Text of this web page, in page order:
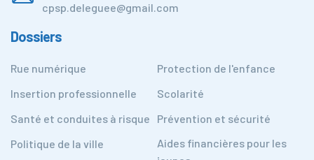
cpsp.deleguee@gmail.com
Dossiers
Rue numérique
Protection de l'enfance
Insertion professionnelle
Scolarité
Santé et conduites à risque
Prévention et sécurité
Politique de la ville
Aides financières pour les